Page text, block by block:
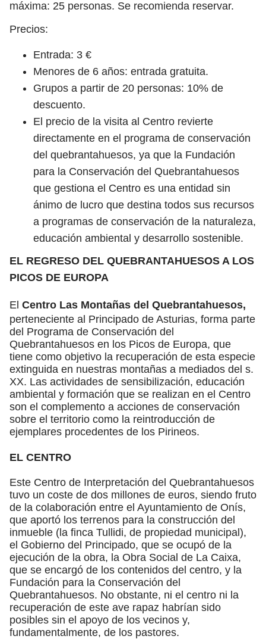
máxima: 25 personas. Se recomienda reservar.
Precios:
Entrada: 3 €
Menores de 6 años: entrada gratuita.
Grupos a partir de 20 personas: 10% de
descuento.
El precio de la visita al Centro revierte
directamente en el programa de conservación
del quebrantahuesos, ya que la Fundación
para la Conservación del Quebrantahuesos
que gestiona el Centro es una entidad sin
ánimo de lucro que destina todos sus recursos
a programas de conservación de la naturaleza,
educación ambiental y desarrollo sostenible.
EL REGRESO DEL QUEBRANTAHUESOS A LOS
PICOS DE EUROPA
El Centro Las Montañas del Quebrantahuesos,
perteneciente al Principado de Asturias, forma parte
del Programa de Conservación del
Quebrantahuesos en los Picos de Europa, que
tiene como objetivo la recuperación de esta especie
extinguida en nuestras montañas a mediados del s.
XX. Las actividades de sensibilización, educación
ambiental y formación que se realizan en el Centro
son el complemento a acciones de conservación
sobre el territorio como la reintroducción de
ejemplares procedentes de los Pirineos.
EL CENTRO
Este Centro de Interpretación del Quebrantahuesos
tuvo un coste de dos millones de euros, siendo fruto
de la colaboración entre el Ayuntamiento de Onís,
que aportó los terrenos para la construcción del
inmueble (la finca Tullidi, de propiedad municipal),
el Gobierno del Principado, que se ocupó de la
ejecución de la obra, la Obra Social de La Caixa,
que se encargó de los contenidos del centro, y la
Fundación para la Conservación del
Quebrantahuesos. No obstante, ni el centro ni la
recuperación de este ave rapaz habrían sido
posibles sin el apoyo de los vecinos y,
fundamentalmente, de los pastores.